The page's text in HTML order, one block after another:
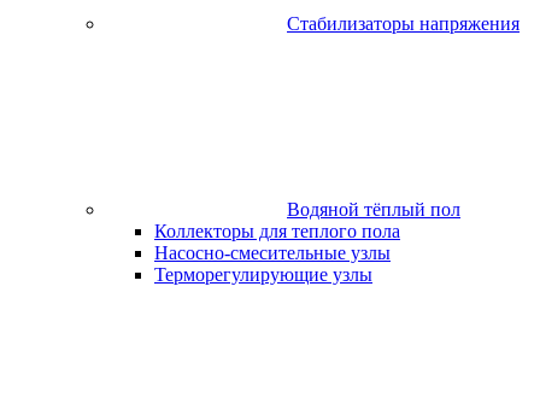
Стабилизаторы напряжения
Водяной тёплый пол
Коллекторы для теплого пола
Насосно-смесительные узлы
Терморегулирующие узлы